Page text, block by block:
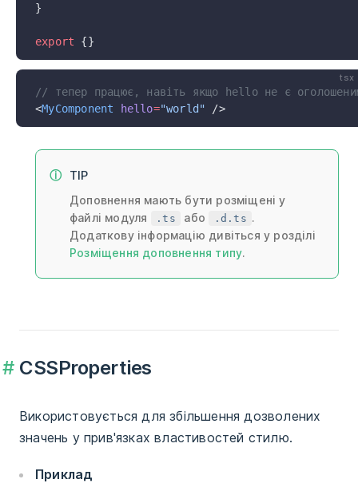
}
export {}
tsx
// тепер працює, навіть якщо hello не є
<MyComponent hello="world" />
TIP
Доповнення мають бути розміщені у
файлі модуля
.ts або .d.ts .
Додаткову інформацію дивіться у розділі
Розміщення доповнення типу.
CSSProperties
Використовується для збільшення дозволених
значень у прив'язках властивостей стилю.
Приклад